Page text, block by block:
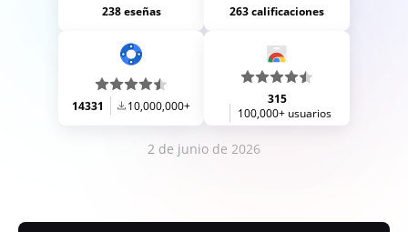
238 eseñas 263 calificaciones
14331 10,000,000+
315
100,000+ usuarios
2 de junio de 2026